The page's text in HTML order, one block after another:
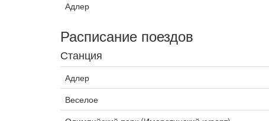
Адлер
Расписание поездов
Станция
Адлер
Веселое